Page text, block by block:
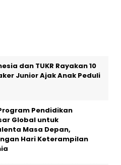
dan TUKR Rayakan 10
Junior Ajak Anak Peduli
Pendidikan
Global untuk
Masa Depan,
Hari Keterampilan